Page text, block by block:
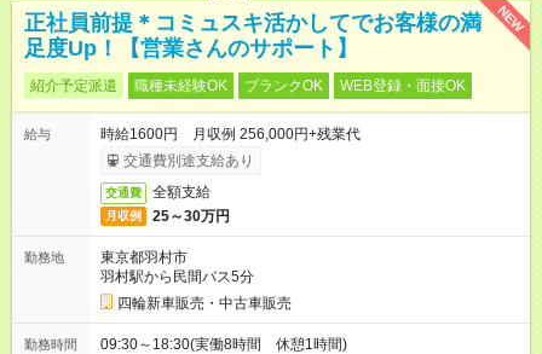
NEW
正社員前提＊コミュスキ活かしてでお客様の満
足度Up！【営業さんのサポート】
紹介予定派遣 職種未経験OK ブランクOK WEB登録・面接OK
給与
時給1600円 月収例 256,000円+残業代
交通費別途支給あり
交通費 全額支給
月収例 25～30万円
勤務地
東京都羽村市
羽村駅から民間バス5分
四輪新車販売・中古車販売
勤務時間 09:30～18:30(実働8時間 休憩1時間)